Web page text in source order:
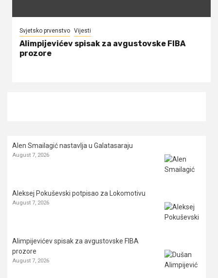
Svjetsko prvenstvo Vijesti
Alimpijevićev spisak za avgustovske FIBA
prozore
Alen Smailagić nastavlja u Galatasaraju
August 7, 2026
Aleksej Pokuševski potpisao za Lokomotivu
August 7, 2026
Alimpijevićev spisak za avgustovske FIBA
prozore
August 7, 2026